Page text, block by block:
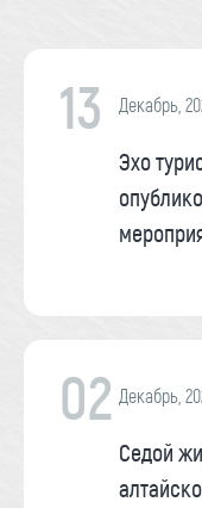
13 Декабрь,
Эхо
02 Декабрь,
Седой